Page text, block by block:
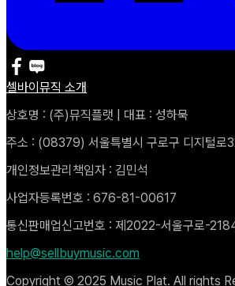
셀바이뮤직 소개
상호명 : (주)뮤직플랫 | 대표 : 성하묵
주소 : (08379) 서울특별시 구로구 디지털로
개인정보관리책임자 : 김민석
사업자등록번호 : 676-81-00617
통신판매업신고번호 : 제2022-서울구로-
help@sellbuymusic.com
Copyright © 2025 Music Plat. All rights